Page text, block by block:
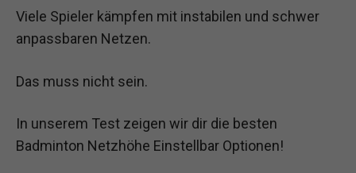
Viele Spieler kämpfen mit instabilen und schwer
anpassbaren Netzen.
Das muss nicht sein.
In unserem Test zeigen wir dir die besten
Badminton Netzhöhe Einstellbar Optionen!